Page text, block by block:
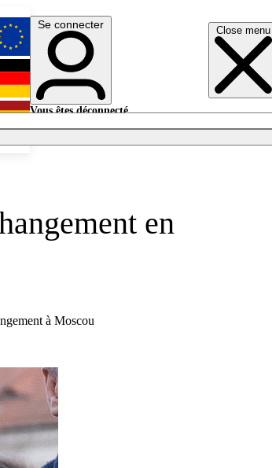
Close menu
English
Deutsch
Se connecter
Vous êtes déconnecté.
en
à Moscou